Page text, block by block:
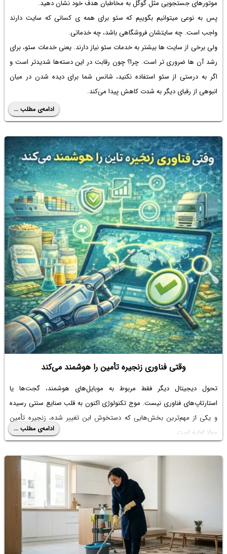
موتورهای جستجویی مثل گوگل به مخاطبان هدف خود نشان دهید.
پس به نوعی میتوانیم بگوییم که سئو برای همه ی کسانی که سایت دارند
واجب است. چه سایتشان فروشگاهی باشد، چه خدماتی.
ولی برخی از سایت ها بیشتر به خدمات سئو نیاز دارند. یعنی خدمات سئو، برای
رشد آن ها ضروری تر است. چرا؟ چون رقابت در این دسته‌ها شدیدتر است و
اگر به درستی از سئو استفاده نکنید، شانس شما برای دیده شدن در میان
انبوهی از رقبای دیگر به شدت کاهش پیدا می‌کند.
ادامه‌ی مطلب ...
وقتی فناوری زنجیره تأمین را هوشمند می‌کند
تحول دیجیتال دیگر فقط مربوط به موبایل‌های هوشمند، گجت‌ها یا
استارتاپ‌های فناوری نیست. موج تکنولوژی اکنون به قلب صنایع سنتی رسیده
و یکی از مهم‌ترین بخش‌هایی که دستخوش این تغییر شده، زنجیره تأمین
مواد اولیه است.
واقعیت این است که امروز الگوریتم‌ها، داده‌ها، پلتفرم‌های آنلاین و حتی هوش
مصنوعی در حال تغییر نحوه خرید شرکت‌ها هستند.
در این مقاله بررسی می‌کنیم چگونه فناوری در حال تبدیل تأمین مواد اولیه از
یک فرآیند سنتی به یک سیستم هوشمند است — تغییری که می‌تواند آینده
بسیاری از صنایع را بازتعریف کند.
ادامه‌ی مطلب ...